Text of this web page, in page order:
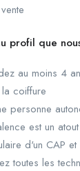
profil que
au moins 4
coiffure
personne
est un
d'un CAP
toutes les